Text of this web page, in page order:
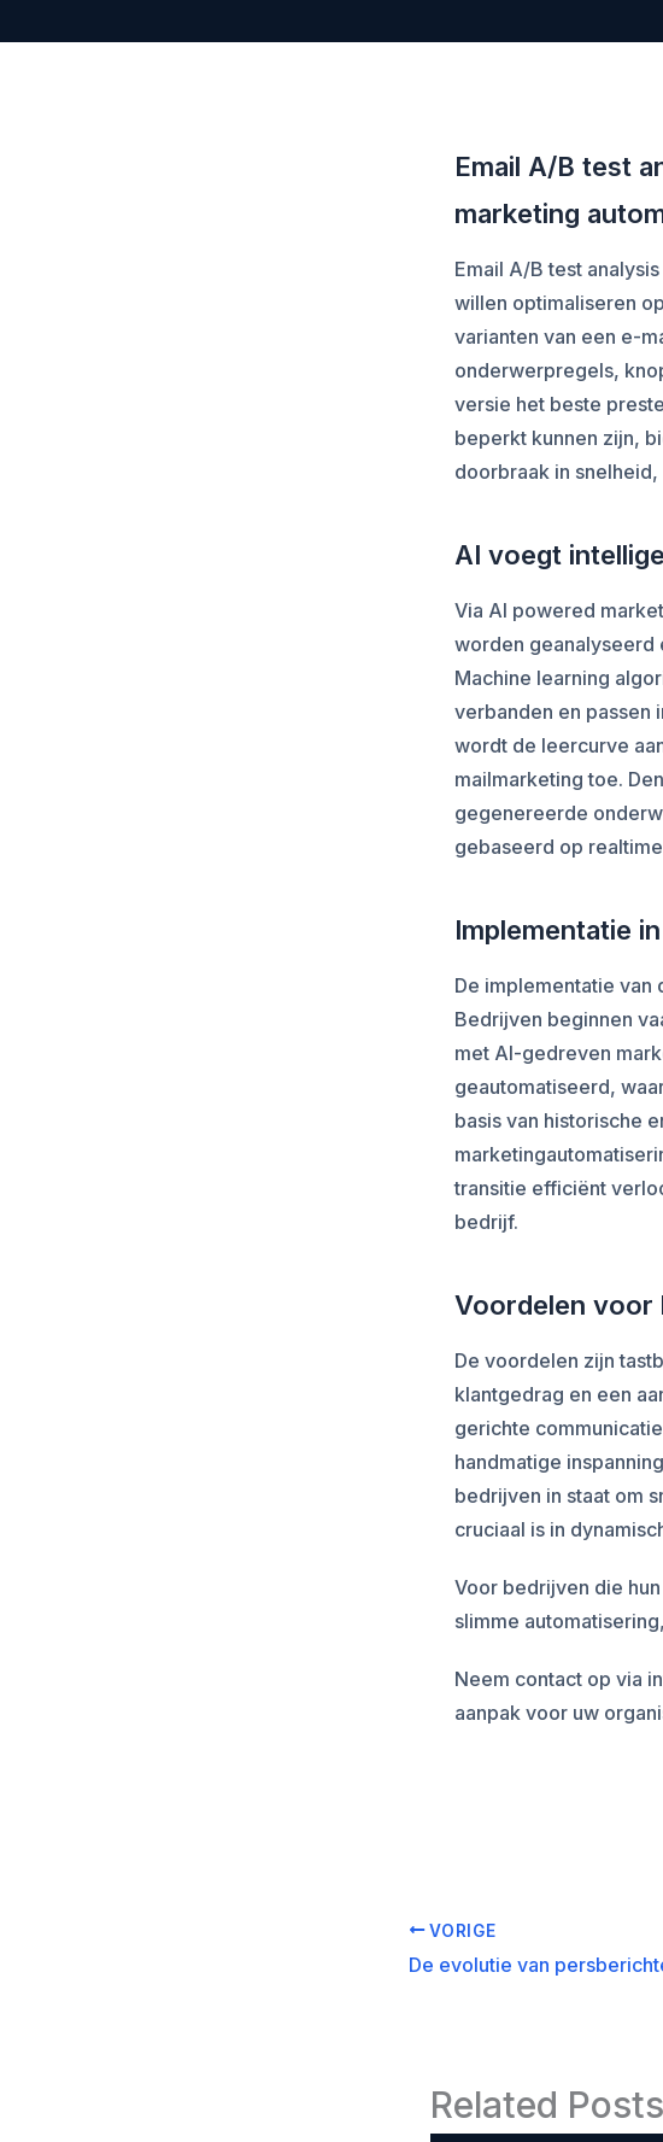
Email A/B test
marketing
Email A/B test
willen optimaliseren
varianten van een e-
onderwerpregels,
versie het beste
beperkt kunnen zijn,
doorbraak in
AI voegt
Via AI powered
worden geanalyseerd
Machine learning
verbanden en passen
wordt de leercurve
mailmarketing toe.
gegenereerde
gebaseerd op
Implementatie
De implementatie van
Bedrijven beginnen
met AI-gedreven
geautomatiseerd,
basis van historische
transitie efficiënt
bedrijf.
Voordelen voor
De voordelen zijn
klantgedrag en een
gerichte
handmatige
bedrijven in staat om
cruciaal is in
Voor bedrijven die
slimme
Neem contact op via
aanpak voor uw
VORIGE
Related Posts